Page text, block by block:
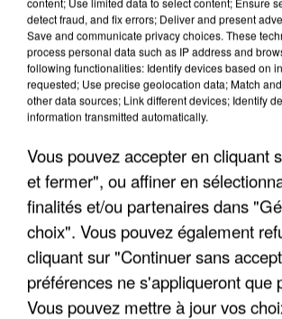
TITRES DIFFUSÉS
JEAN LOUIS
AUBERT
Voila C'est Fini
ALAIN SOUCHON
Le Baiser
detect fraud, and fix errors; Deliver and present
Save and communicate privacy choices. These
process personal data such as IP address and
following functionalities: Identify devices based on
requested; Use precise geolocation data; Match
other data sources; Link different devices; Identify
information transmitted automatically.
Vous pouvez accepter en cliquant
et fermer", ou affiner en
finalités et/ou partenaires dans
choix". Vous pouvez également
cliquant sur "Continuer sans
préférences ne s'appliqueront que
Vous pouvez mettre à jour vos